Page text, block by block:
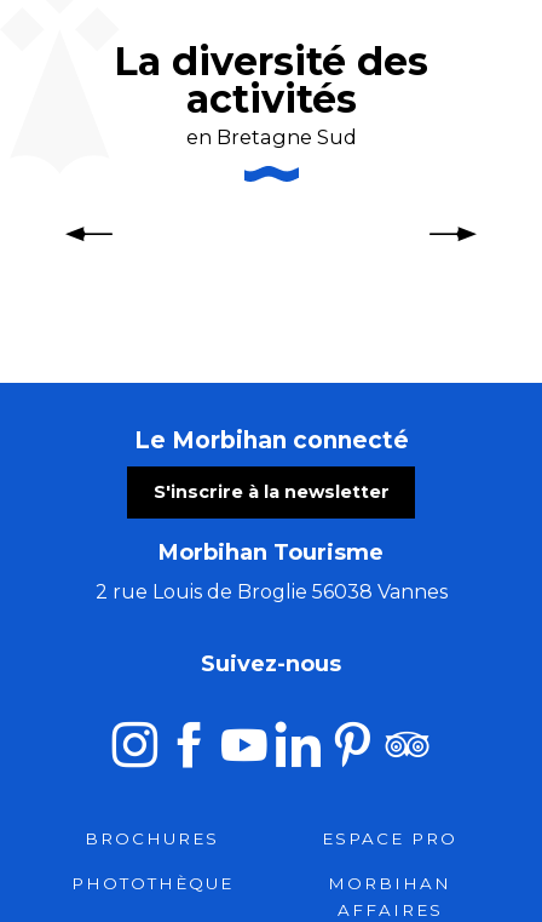
La diversité des
activités
en Bretagne Sud
Les activités nautiques
Le Morbihan connecté
S'inscrire à la newsletter
Morbihan Tourisme
2 rue Louis de Broglie 56038 Vannes
Suivez-nous
BROCHURES ESPACE PRO
PHOTOTHÈQUE
MORBIHAN
AFFAIRES